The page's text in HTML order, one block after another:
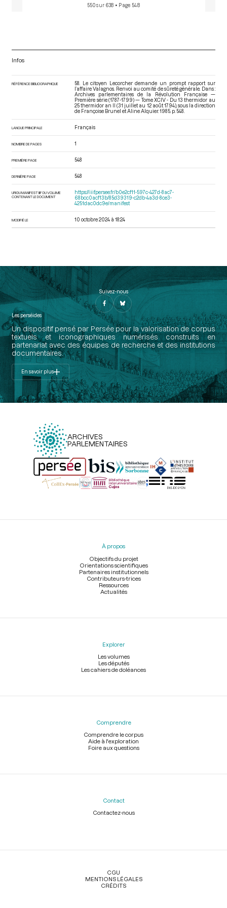
550 sur 638 • Page 548
Infos
RÉFÉRENCE BIBLIOGRAPHIQUE
58. Le citoyen Lecorcher demande un prompt rapport sur
l’affaire Valagnos. Renvoi au comité de sûreté générale. Dans :
Archives parlementaires de la Révolution Française —
Première série (1787-1799) — Tome XCIV - Du 13 thermidor au
25 thermidor an II (31 juillet au 12 août 1794), sous la direction
de Françoise Brunel et Aline Alquier. 1985. p. 548.
LANGUE PRINCIPALE Français
NOMBRE DE PAGES 1
PREMIÈRE PAGE 548
DERNIÈRE PAGE 548
URI DU MANIFEST IIIF DU VOLUME
CONTENANT LE DOCUMENT
https://iiif.persee.fr/b0e2cf11-597c-427d-8ac7-
68bcc0acf13b/85d39319-c2db-4a3d-8ce3-
4251dac0dc9e/manifest
MODIFIÉ LE 10 octobre 2024 à 18:24
Suivez-nous
Les perséides
Un dispositif pensé par Persée pour la valorisation de corpus
textuels et iconographiques numérisés construits en
partenariat avec des équipes de recherche et des institutions
documentaires.
En savoir plus
ARCHIVES
PARLEMENTAIRES
Menu
À propos
Objectifs du projet
Orientations scientifiques
Partenaires institutionnels
Contributeurs-trices
Ressources
Actualités
Explorer
Les volumes
Les députés
Les cahiers de doléances
Comprendre
Comprendre le corpus
Aide à l'exploration
Foire aux questions
Contact
Contactez-nous
Légal
CGU
MENTIONS LÉGALES
CRÉDITS